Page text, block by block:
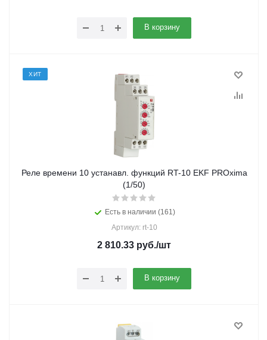
В корзину
ХИТ
Реле времени 10 устанавл. функций RT-10 EKF PROxima
(1/50)
Есть в наличии (161)
Артикул: rt-10
2 810.33 руб./шт
В корзину